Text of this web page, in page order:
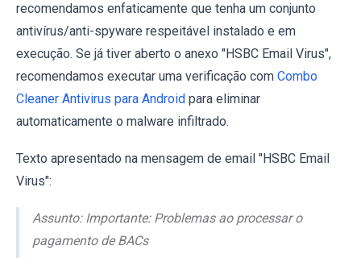
recomendamos enfaticamente que tenha um conjunto
antivírus/anti-spyware respeitável instalado e em
execução. Se já tiver aberto o anexo "HSBC Email Virus",
recomendamos executar uma verificação com Combo
Cleaner Antivirus para Android para eliminar
automaticamente o malware infiltrado.
Texto apresentado na mensagem de email "HSBC Email
Virus":
Assunto: Importante: Problemas ao processar o
pagamento de BACs